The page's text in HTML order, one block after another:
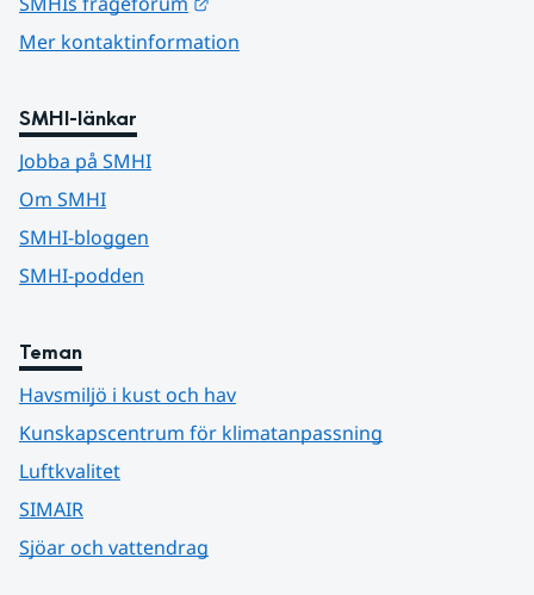
Mer kontaktinformation
SMHI-länkar
Jobba på SMHI
Om SMHI
SMHI-bloggen
SMHI-podden
Teman
Havsmiljö i kust och hav
Kunskapscentrum för klimatanpassning
Luftkvalitet
SIMAIR
Sjöar och vattendrag